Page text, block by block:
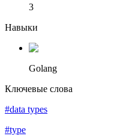
3
Навыки
Golang
Ключевые слова
#data types
#type